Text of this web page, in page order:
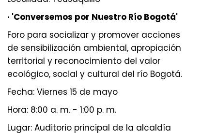
· 'Conversemos por Nuestro Río Bogotá'
Foro para socializar y promover acciones
de sensibilización ambiental, apropiación
territorial y reconocimiento del valor
ecológico, social y cultural del río Bogotá.
Fecha: Viernes 15 de mayo
Hora: 8:00 a. m. - 1:00 p. m.
Lugar: Auditorio principal de la alcaldía